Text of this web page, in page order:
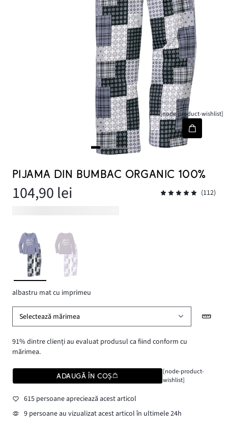
[node-product-wishlist]
PIJAMA DIN BUMBAC ORGANIC 100%
104,90 lei (112)
albastru mat cu imprimeu
Selectează mărimea
91% dintre clienți au evaluat produsul ca fiind conform cu
mărimea.
ADAUGĂ ÎN COȘ
[node-product-
wishlist]
615 persoane apreciează acest articol
9 persoane au vizualizat acest articol în ultimele 24h